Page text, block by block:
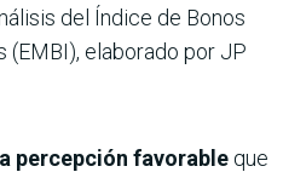
del Índice de Bonos
elaborado por JP
percepción favorable que